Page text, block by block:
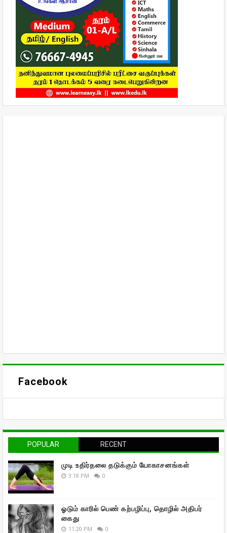
Facebook
POPULAR RECENT
முடி உதிர்தலை தடுக்கும் யோகாசனங்கள்
3:18 PM 0
ஓடும் காரில் பெண் கற்பழிப்பு, தொழில் அதிபர்
கைது
11:20 PM 0